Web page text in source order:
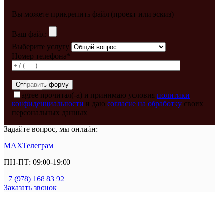
Вы можете прикрепить файл (проект или эскиз)
Ваш файл:
Выберите услугу
Номер телефона*
agree прочитал(-а) и принимаю условия политики
конфиденциальности и даю согласие на обработку своих
персональных данных
Задайте вопрос, мы онлайн:
MAXТелеграм
ПН-ПТ: 09:00-19:00
+7 (978) 168 83 92
Заказать звонок